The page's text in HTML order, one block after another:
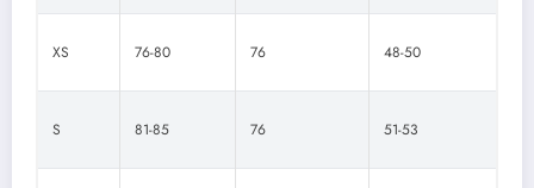
XS 76-80 76 48-50
S 81-85 76 51-53